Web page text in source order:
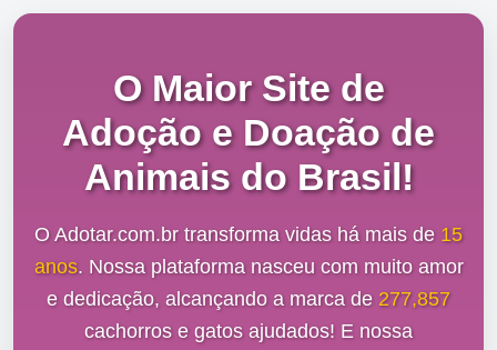
O Maior Site de
Adoção e Doação de
Animais do Brasil!
O Adotar.com.br transforma vidas há mais de 15
anos. Nossa plataforma nasceu com muito amor
e dedicação, alcançando a marca de 277,857
cachorros e gatos ajudados! E nossa